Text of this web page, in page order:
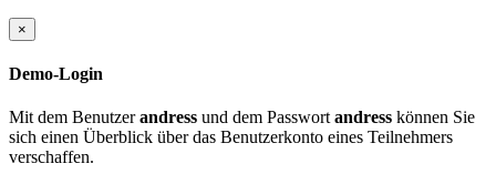
×
Demo-Login
Mit dem Benutzerandress und dem Passwort andress können Sie
sich einen Überblick über das Benutzerkonto eines Teilnehmers
verschaffen.